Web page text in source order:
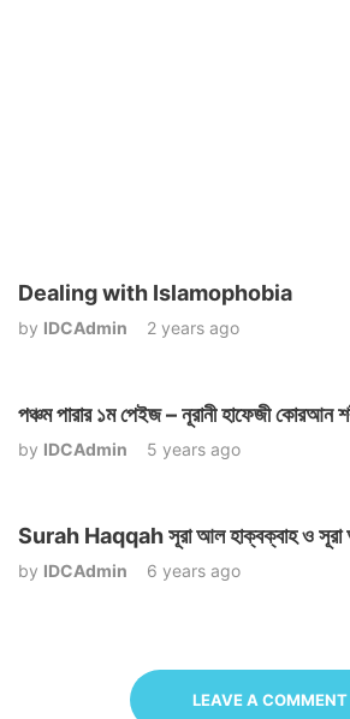
Dealing with Islamophobia
by IDCAdmin 2 years ago
পঞ্চম পারার ১ম পেইজ – নূরানী হাফেজী কোরআন
by IDCAdmin 5 years ago
Surah Haqqah সূরা আল হাক্বক্বাহ ও সূরা
by IDCAdmin 6 years ago
LEAVE A COMMENT